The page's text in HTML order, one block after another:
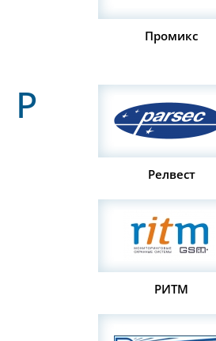
Промикс
Р
Релвест
РИТМ